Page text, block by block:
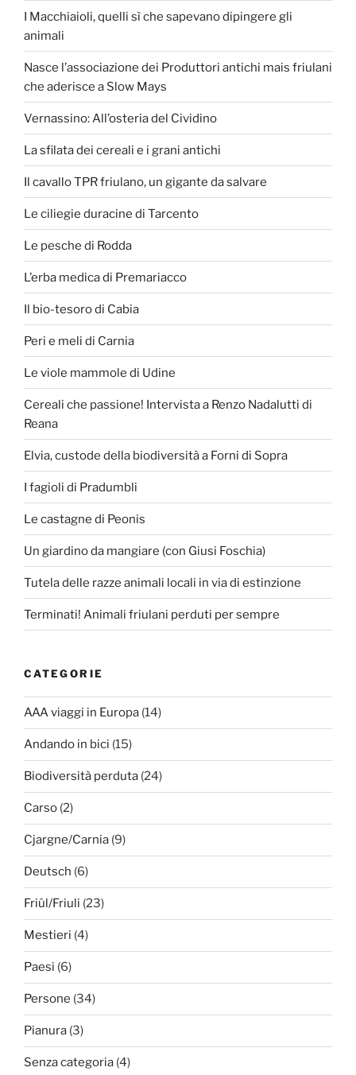
I Macchiaioli, quelli sì che sapevano dipingere gli
animali
Nasce l’associazione dei Produttori antichi mais friulani
che aderisce a Slow Mays
Vernassino: All’osteria del Cividino
La sfilata dei cereali e i grani antichi
Il cavallo TPR friulano, un gigante da salvare
Le ciliegie duracine di Tarcento
Le pesche di Rodda
L’erba medica di Premariacco
Il bio-tesoro di Cabia
Peri e meli di Carnia
Le viole mammole di Udine
Cereali che passione! Intervista a Renzo Nadalutti di
Reana
Elvia, custode della biodiversità a Forni di Sopra
I fagioli di Pradumbli
Le castagne di Peonis
Un giardino da mangiare (con Giusi Foschia)
Tutela delle razze animali locali in via di estinzione
Terminati! Animali friulani perduti per sempre
CATEGORIE
AAA viaggi in Europa (14)
Andando in bici (15)
Biodiversità perduta (24)
Carso (2)
Cjargne/Carnia (9)
Deutsch (6)
Friûl/Friuli (23)
Mestieri (4)
Paesi (6)
Persone (34)
Pianura (3)
Senza categoria (4)